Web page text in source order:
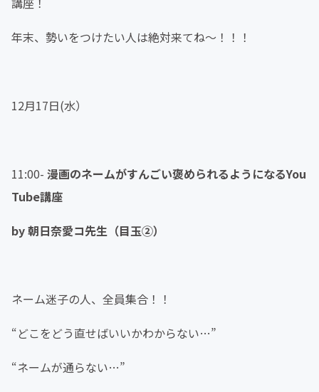
年末、勢いをつけたい人は絶対来てね〜！！！
12月17日(水）
11:00- 漫画のネームがすんごい褒められるようになるYou
Tube講座
by 朝日奈愛コ先生（目玉②）
ネーム迷子の人、全員集合！！
“どこをどう直せばいいかわからない…”
“ネームが通らない…”